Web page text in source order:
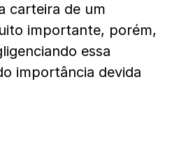
carteira de um
importante, porém,
essa
importância devida